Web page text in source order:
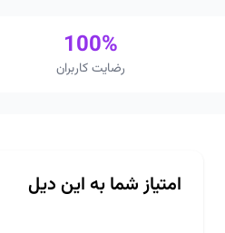
100%
رضایت کاربران
امتیاز شما به این دیل